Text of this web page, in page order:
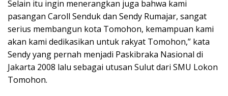
Selain itu ingin menerangkan juga bahwa kami
pasangan Caroll Senduk dan Sendy Rumajar, sangat
serius membangun kota Tomohon, kemampuan kami
akan kami dedikasikan untuk rakyat Tomohon,” kata
Sendy yang pernah menjadi Paskibraka Nasional di
Jakarta 2008 lalu sebagai utusan Sulut dari SMU Lokon
Tomohon.